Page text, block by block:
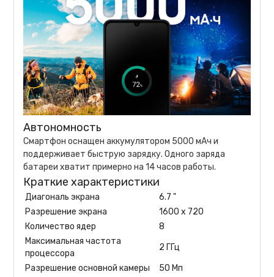
Автономность
Смартфон оснащен аккумулятором 5000 мАч и
поддерживает быструю зарядку. Одного заряда
батареи хватит примерно на 14 часов работы.⁠
Краткие характеристики
Диагональ экрана
6.7 "
Разрешение экрана
1600 x 720
Количество ядер
8
Максимальная частота
процессора
2 ГГц
Разрешение основной камеры
50 Мп